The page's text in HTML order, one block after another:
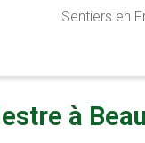
Sentiers en
à